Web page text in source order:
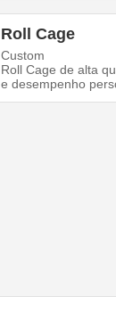
Roll Cage
Custom
Roll Cage de alta
e desempenho